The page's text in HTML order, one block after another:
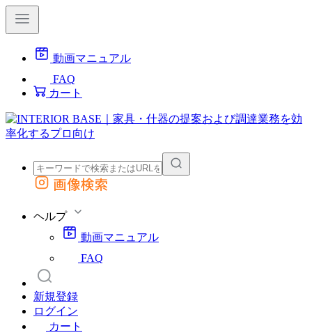
動画マニュアル
FAQ
カート
外部サイトの商品をカートに追加
画像検索
ヘルプ
動画マニュアル
FAQ
新規登録
ログイン
カート